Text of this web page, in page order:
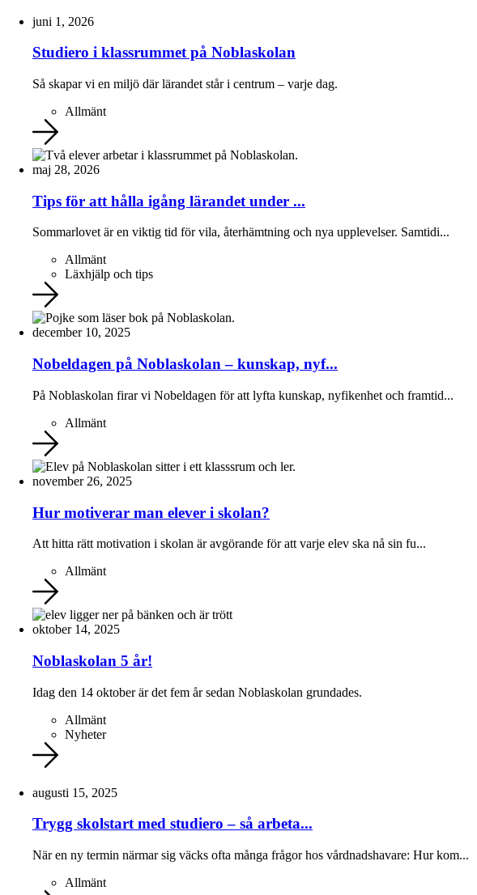
juni 1, 2026
Studiero i klassrummet på Noblaskolan
Så skapar vi en miljö där lärandet står i centrum – varje dag.
Allmänt
maj 28, 2026
Tips för att hålla igång lärandet under ...
Sommarlovet är en viktig tid för vila, återhämtning och nya upplevelser. Samtidi...
Allmänt
Läxhjälp och tips
december 10, 2025
Nobeldagen på Noblaskolan – kunskap, nyf...
På Noblaskolan firar vi Nobeldagen för att lyfta kunskap, nyfikenhet och framtid...
Allmänt
november 26, 2025
Hur motiverar man elever i skolan?
Att hitta rätt motivation i skolan är avgörande för att varje elev ska nå sin fu...
Allmänt
oktober 14, 2025
Noblaskolan 5 år!
Idag den 14 oktober är det fem år sedan Noblaskolan grundades.
Allmänt
Nyheter
augusti 15, 2025
Trygg skolstart med studiero – så arbeta...
När en ny termin närmar sig väcks ofta många frågor hos vårdnadshavare: Hur kom...
Allmänt